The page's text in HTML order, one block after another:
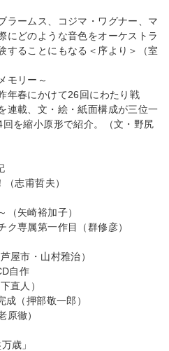
ラームス、コジマ・ワグナー、マ
にどのような音色をオーケストラ
することにもなる＜序より＞（室
モリー～
年春にかけて26回にわたり戦
連載、文・絵・紙面構成が三位一
を縮小原形で紹介。（文・野尻
志甫哲夫）
（矢崎裕加子）
専属第一作目（群修彦）
屋市・山村雅治）
自作
直人）
（押部敬一郎）
徹）
歳」